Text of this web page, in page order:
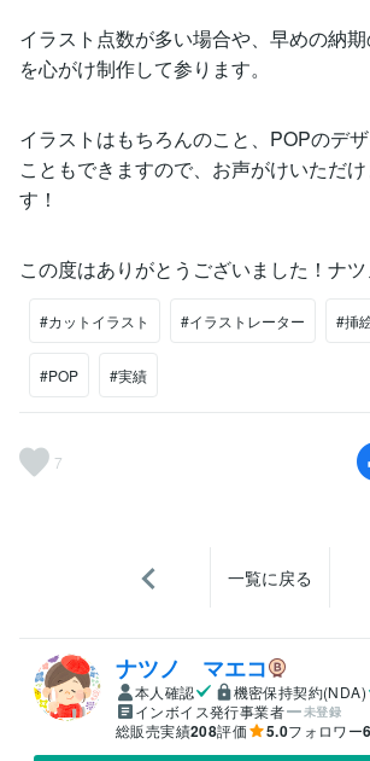
イラスト点数が多い場合や、早めの納
を心がけ制作して参ります。
イラストはもちろんのこと、POPのデ
こともできますので、お声がけいただ
す！
この度はありがとうございました！ナツ
#カットイラスト #イラストレーター #挿
#POP #実績
7
一覧に戻る
ナツノ マエコ
本人確認
機密保持契約(NDA)
インボイス発行事業者
未登録
総販売実績208評価 5.0フォロワー